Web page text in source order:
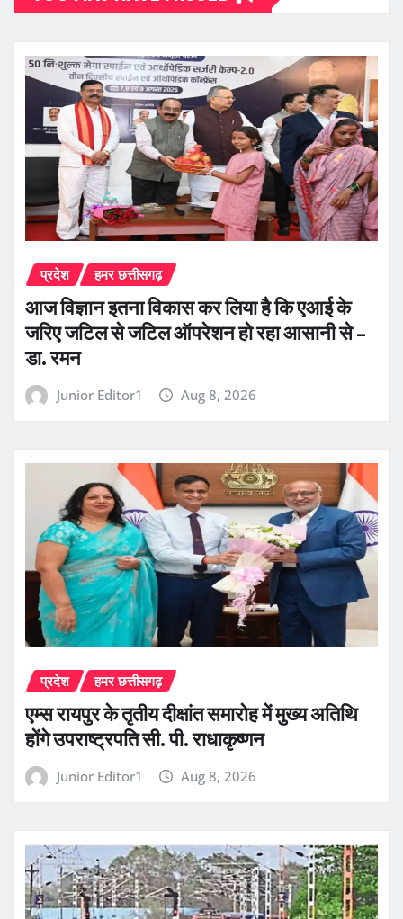
प्रदेश हमर छत्तीसगढ़
आज विज्ञान इतना विकास कर लिया है कि एआई के
जरिए जटिल से जटिल ऑपरेशन हो रहा आसानी से –
डा. रमन
Junior Editor1 Aug 8, 2026
प्रदेश हमर छत्तीसगढ़
एम्स रायपुर के तृतीय दीक्षांत समारोह में मुख्य अतिथि
होंगे उपराष्ट्रपति सी. पी. राधाकृष्णन
Junior Editor1 Aug 8, 2026